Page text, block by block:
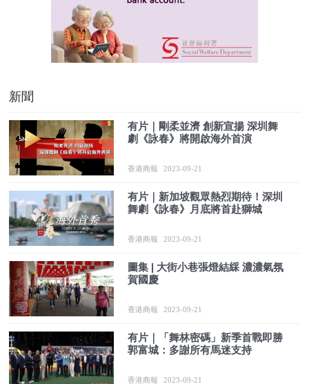
新聞
有片｜剛柔並濟 創新宣揚 深圳舞
劇《詠春》將開啟海外首演
香港商報 2023-09-21
有片｜新加坡觀眾熱烈期待！深圳
舞劇《詠春》月底將首赴獅城
香港商報 2023-09-21
圖集 |​ 大街小巷張燈結綵 濃濃氣氛
賀國慶
香港商報 2023-09-21
有片｜「舞林密碼」新季首戰即勝
郭富城：多謝所有馬迷支持
香港商報 2023-09-21